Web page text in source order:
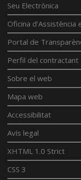
Seu Electrònica
Oficina d'Assistència
Portal de
Perfil del contractant
Sobre el web
Mapa web
Accessibilitat
Avís legal
XHTML 1.0 Strict
CSS 3